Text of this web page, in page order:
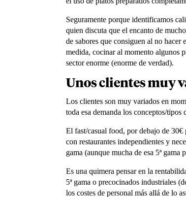
Seguramente porque identificamos
quien discuta que el encanto de
de sabores que consiguen al no
medida, cocinar al momento algunos
sector enorme (enorme de verdad).
Unos clientes muy
Los clientes son muy variados en
toda esa demanda los conceptos/
El fast/casual food, por debajo de 30€
con restaurantes independientes y
gama (aunque mucha de esa 5ª
Es una quimera pensar en la
5ª gama o precocinados industriales
los costes de personal más allá de lo